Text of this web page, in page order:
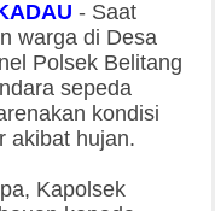
- Saat
warga di Desa
Polsek Belitang
sepeda
kondisi
akibat hujan.
Kapolsek